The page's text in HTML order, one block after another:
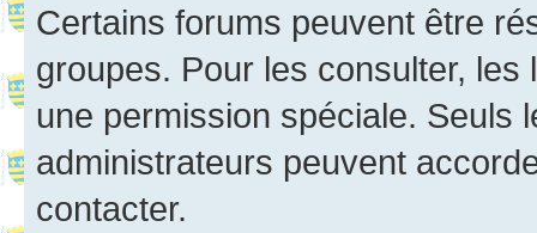
Certains forums peuvent être
groupes. Pour les consulter,
une permission spéciale. Seuls
administrateurs peuvent
contacter.